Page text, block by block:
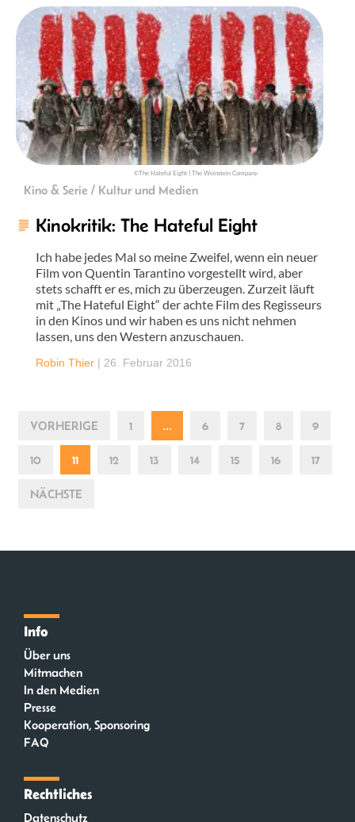
©The Hateful Eight | The Weinstein Company
Kino & Serie / Kultur und Medien
Kinokritik: The Hateful Eight
Ich habe jedes Mal so meine Zweifel, wenn ein neuer
Film von Quentin Tarantino vorgestellt wird, aber
stets schafft er es, mich zu überzeugen. Zurzeit läuft
mit „The Hateful Eight“ der achte Film des Regisseurs
in den Kinos und wir haben es uns nicht nehmen
lassen, uns den Western anzuschauen.
Robin Thier | 26. Februar 2016
VORHERIGE 1 … 6 7 8 9
10 11 12 13 14 15 16 17
NÄCHSTE
Info
Über uns
Mitmachen
In den Medien
Presse
Kooperation, Sponsoring
FAQ
Rechtliches
Datenschutz